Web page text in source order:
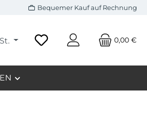
Bequemer Kauf auf Rechnung
0,00 €